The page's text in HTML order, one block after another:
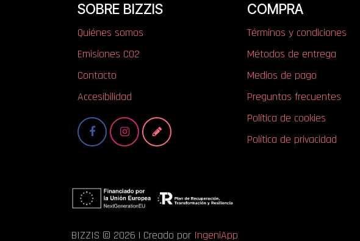
SOBRE BIZZIS
Quiénes somos
​​​​​​​​E​mi​si​one​s​ ​C​O​2
Contacto
Accesibilidad
COMPRA
Términos y condiciones
Métodos de entrega
Medios de pago
Preguntas frecuentes
Política de cookies
Política de privacidad
BIZZIS © 2026 | Creado por IngeniApp